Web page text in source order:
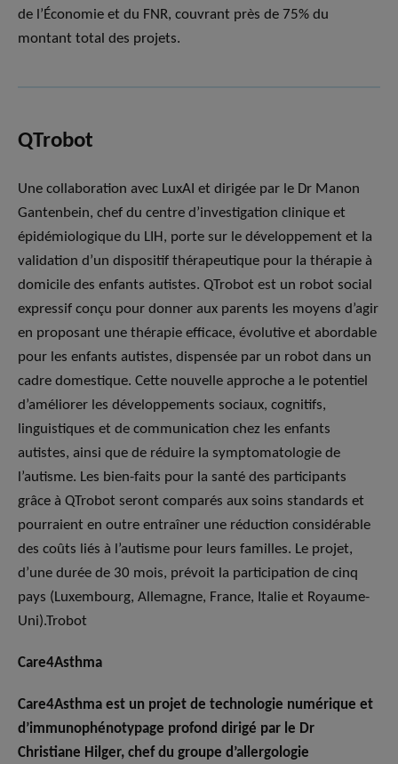
de l’Économie et du FNR, couvrant près de 75% du
montant total des projets.
QTrobot
Une collaboration avec LuxAI et dirigée par le Dr Manon
Gantenbein, chef du centre d’investigation clinique et
épidémiologique du LIH, porte sur le développement et la
validation d’un dispositif thérapeutique pour la thérapie à
domicile des enfants autistes. QTrobot est un robot social
expressif conçu pour donner aux parents les moyens d’agir
en proposant une thérapie efficace, évolutive et abordable
pour les enfants autistes, dispensée par un robot dans un
cadre domestique. Cette nouvelle approche a le potentiel
d’améliorer les développements sociaux, cognitifs,
linguistiques et de communication chez les enfants
autistes, ainsi que de réduire la symptomatologie de
l’autisme. Les bien-faits pour la santé des participants
grâce à QTrobot seront comparés aux soins standards et
pourraient en outre entraîner une réduction considérable
des coûts liés à l’autisme pour leurs familles. Le projet,
d’une durée de 30 mois, prévoit la participation de cinq
pays (Luxembourg, Allemagne, France, Italie et Royaume-
Uni).Trobot
Care4Asthma
Care4Asthma est un projet de technologie numérique et
d’immunophénotypage profond dirigé par le Dr
Christiane Hilger, chef du groupe d’allergologie